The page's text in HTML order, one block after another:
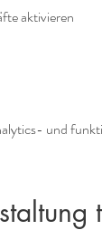
aktivieren
und